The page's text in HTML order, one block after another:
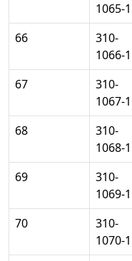
1065-1
66
310-
1066-1
67
310-
1067-1
68
310-
1068-1
69
310-
1069-1
70
310-
1070-1